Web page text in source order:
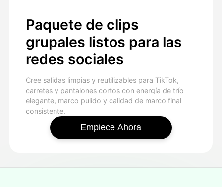
Paquete de clips
grupales listos para las
redes sociales
Cree salidas limpias y reutilizables para TikTok,
carretes y pantalones cortos con energía de trío
elegante, marco pulido y calidad de marco final
consistente.
Empiece Ahora